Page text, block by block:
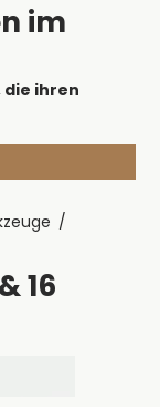
im
ihren
/
16